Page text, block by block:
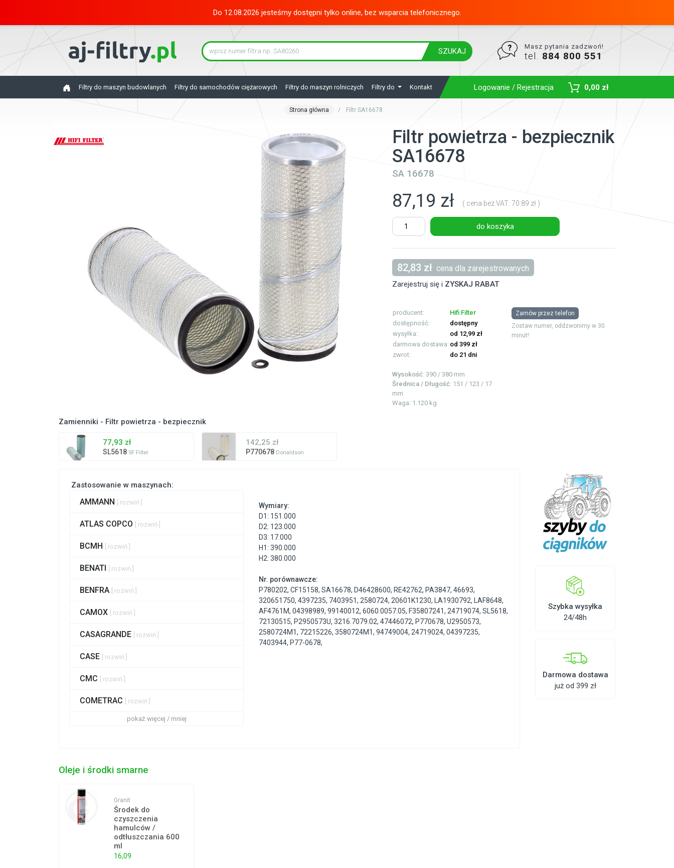
Do 12.08.2026 jesteśmy dostępni tylko online, bez wsparcia telefonicznego.
SZUKAJ
Masz pytania zadzwoń!
tel. 884 800 551
Filtry do maszyn budowlanych Filtry do samochodów ciężarowych Filtry do maszyn rolniczych Filtry do Kontakt Logowanie / Rejestracja 0,00 zł
Strona główna Filtr SA16678
Filtr powietrza - bezpiecznik
SA16678
SA 16678
87,19 zł ( cena bez VAT: 70.89 zł )
do koszyka
82,83 zł cena dla zarejestrowanych
Zarejestruj się i ZYSKAJ RABAT
producent:
Hifi Filter
dostępność:
dostępny
wysyłka:
od 12,99 zł
darmowa dostawa: od 399 zł
zwrot:
do 21 dni
Wysokość: 390 / 380 mm
Średnica / Długość: 151 / 123 / 17
mm
Waga: 1.120 kg
Zamów przez telefon
Zostaw numer, oddzwonimy w 30
minut!
Zamienniki - Filtr powietrza - bezpiecznik
77,93 zł
SL5618 SF Filter
142,25 zł
P770678 Donaldson
Zastosowanie w maszynach:
AMMANN [ rozwiń ]
ATLAS COPCO [ rozwiń ]
BCMH [ rozwiń ]
BENATI [ rozwiń ]
BENFRA [ rozwiń ]
CAMOX [ rozwiń ]
CASAGRANDE [ rozwiń ]
CASE [ rozwiń ]
CMC [ rozwiń ]
COMETRAC [ rozwiń ]
pokaż więcej / mniej
Wymiary:
D1: 151.000
D2: 123.000
D3: 17.000
H1: 390.000
H2: 380.000
Nr. porównawcze:
P780202,CF15158,SA16678, D46428600, RE42762, PA3847,46693,
320651750,4397235, 7403951,2580724,20601K1230, LA1930792, LAF8648,
AF4761M,04398989,99140012,6060.0057.05, F35807241,24719074,SL5618,
72130515, P2950573U,3216.7079.02,47446072, P770678,U2950573,
2580724M1, 72215226,3580724M1,94749004,24719024,04397235,
7403944, P77-0678,
Szybka wysyłka
24/48h
Darmowa dostawa
już od 399 zł
Oleje i środki smarne
Granit
Środek do
czyszczenia
hamulców /
odtłuszczania 600
ml
16,09